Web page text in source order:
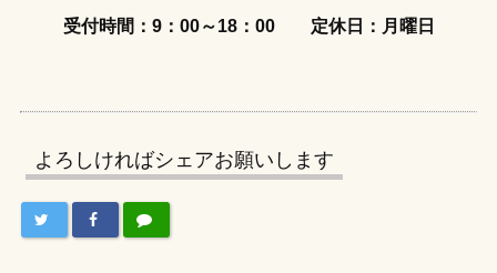
受付時間：9：00～18：00 定休日：月曜日
よろしければシェアお願いします